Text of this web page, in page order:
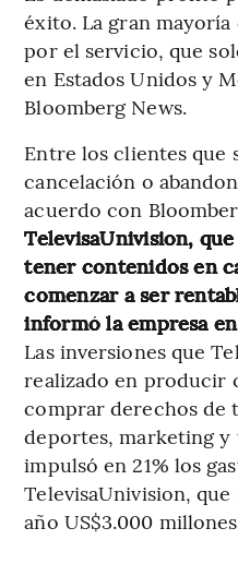
éxito. La gran
por el servicio, que
en Estados Unidos y
Bloomberg News.
Entre los clientes que
cancelación o
acuerdo con
TelevisaUnivision,
tener contenidos en
comenzar a ser
informó la empresa
Las inversiones que
realizado en producir
comprar derechos de
deportes, marketing y
impulsó en 21% los
TelevisaUnivision,
año US$3.000